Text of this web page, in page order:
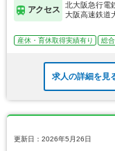
アクセス
北大阪急行電
大阪高速鉄道
産休・育休取得実績有り 総
求人の詳細を見
更新日：2026年5月26日